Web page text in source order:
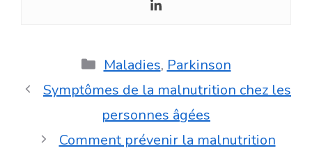
Catégories
Maladies, Parkinson
Symptômes de la malnutrition chez les
personnes âgées
Comment prévenir la malnutrition